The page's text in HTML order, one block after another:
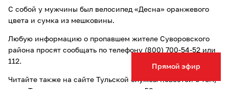
Прямой эфир
С собой у мужчины был велосипед «Десна» оранжевого
цвета и сумка из мешковины.
Любую информацию о пропавшем жителе Суворовского
района просят сообщать по телефону (800) 700-54-52 или
112.
Читайте также на сайте Тульской службы новостей о том,
что в Туле
пропавшего 58-летнего мужчины.